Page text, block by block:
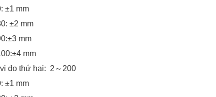
±1 mm
±2 mm
mm
mm
đo thứ hai: 2～200
±1 mm